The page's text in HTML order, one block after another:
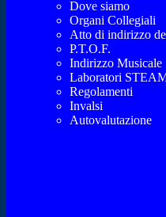
Dove siamo
Organi Collegiali
Atto di indirizzo
P.T.O.F.
Indirizzo Musicale
Laboratori
Regolamenti
Invalsi
Autovalutazione